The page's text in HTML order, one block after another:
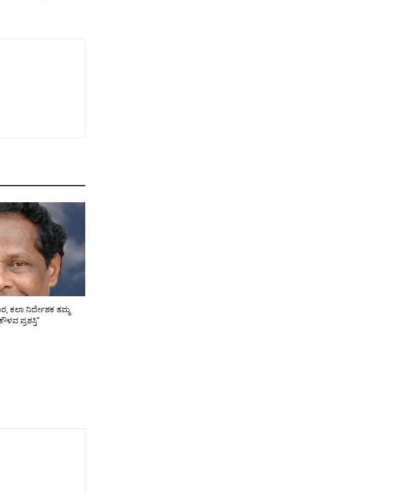
ಕಲಾ ನಿರ್ದೇಶಕ ತಮ್ಮ
ಪ್ರಶಸ್ತಿ”